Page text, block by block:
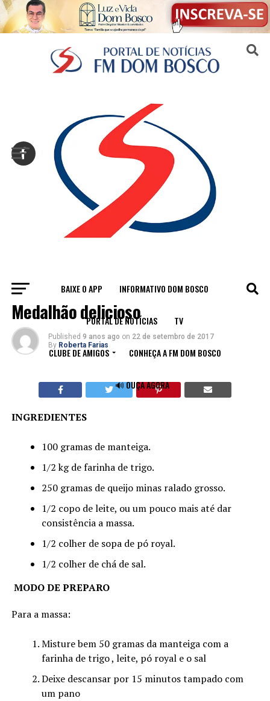
BAIXE O APP INFORMATIVO DOM BOSCO
PORTAL DE NOTÍCIAS TV
CLUBE DE AMIGOS CONHEÇA A FM DOM BOSCO
🔊 OUÇA AGORA
RECEITAS
Medalhão delicioso
Published 9 anos ago on 22 de setembro de 2017
By Roberta Farias
INGREDIENTES
100 gramas de manteiga.
1/2 kg de farinha de trigo.
250 gramas de queijo minas ralado grosso.
1/2 copo de leite, ou um pouco mais até dar
consistência a massa.
1/2 colher de sopa de pó royal.
1/2 colher de chá de sal.
MODO DE PREPARO
Para a massa:
Misture bem 50 gramas da manteiga com a
farinha de trigo , leite, pó royal e o sal
Deixe descansar por 15 minutos tampado com
um pano
Sair da versão mobile